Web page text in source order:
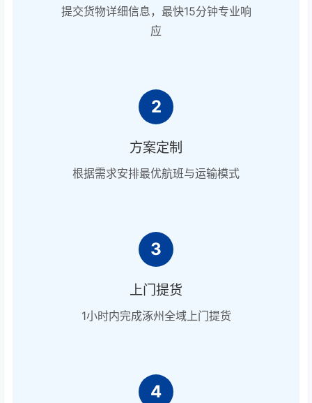
提交货物详细信息，最快15分钟专业响
应
2
方案定制
根据需求安排最优航班与运输模式
3
上门提货
1小时内完成涿州全域上门提货
4